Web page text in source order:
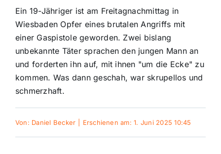
Kultur
Panorama
Mein Stadtteil
Galerie
Ein 19-Jähriger ist am Freitagnachmittag in
Wiesbaden Opfer eines brutalen Angriffs mit
einer Gaspistole geworden. Zwei bislang
unbekannte Täter sprachen den jungen Mann an
und forderten ihn auf, mit ihnen "um die Ecke" zu
kommen. Was dann geschah, war skrupellos und
schmerzhaft.
Von: Daniel Becker Erschienen am: 1. Juni 2025 10:45